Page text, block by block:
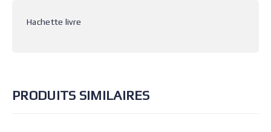
Hachette livre
PRODUITS SIMILAIRES